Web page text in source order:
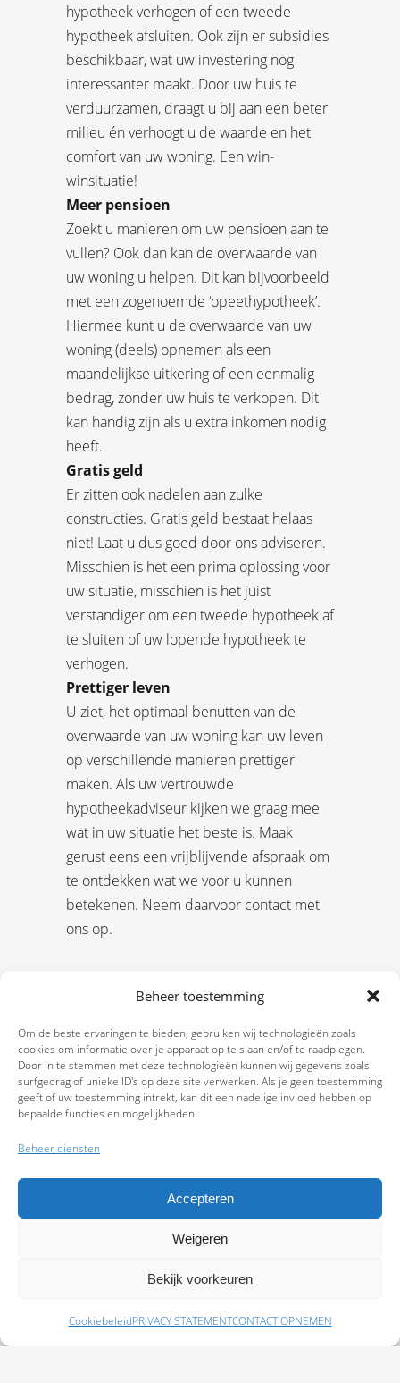
Beheer toestemming
Om de beste ervaringen te bieden, gebruiken wij technologieën zoals
cookies om informatie over je apparaat op te slaan en/of te raadplegen.
Door in te stemmen met deze technologieën kunnen wij gegevens zoals
surfgedrag of unieke ID's op deze site verwerken. Als je geen toestemming
geeft of uw toestemming intrekt, kan dit een nadelige invloed hebben op
bepaalde functies en mogelijkheden.
Beheer diensten
Accepteren
Weigeren
Bekijk voorkeuren
CookiebeleidPRIVACY STATEMENTCONTACT OPNEMEN
hypotheek verhogen of een tweede
hypotheek afsluiten. Ook zijn er subsidies
beschikbaar, wat uw investering nog
interessanter maakt. Door uw huis te
verduurzamen, draagt u bij aan een beter
milieu én verhoogt u de waarde en het
comfort van uw woning. Een win-
winsituatie!
Meer pensioen
Zoekt u manieren om uw pensioen aan te
vullen? Ook dan kan de overwaarde van
uw woning u helpen. Dit kan bijvoorbeeld
met een zogenoemde ‘opeethypotheek’.
Hiermee kunt u de overwaarde van uw
woning (deels) opnemen als een
maandelijkse uitkering of een eenmalig
bedrag, zonder uw huis te verkopen. Dit
kan handig zijn als u extra inkomen nodig
heeft.
Gratis geld
Er zitten ook nadelen aan zulke
constructies. Gratis geld bestaat helaas
niet! Laat u dus goed door ons adviseren.
Misschien is het een prima oplossing voor
uw situatie, misschien is het juist
verstandiger om een tweede hypotheek af
te sluiten of uw lopende hypotheek te
verhogen.
Prettiger leven
U ziet, het optimaal benutten van de
overwaarde van uw woning kan uw leven
op verschillende manieren prettiger
maken. Als uw vertrouwde
hypotheekadviseur kijken we graag mee
wat in uw situatie het beste is. Maak
gerust eens een vrijblijvende afspraak om
te ontdekken wat we voor u kunnen
betekenen. Neem daarvoor contact met
ons op.
Schade melden Afspraak maken Polissen